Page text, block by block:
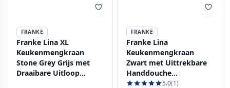
FRANKE
Franke Lina XL
Keukenmengkraan
Stone Grey Grijs met
Draaibare Uitloop
FRANKE
Franke Lina
Keukenmengkraan
Zwart met Uittrekbare
Handdouche
115.0626.053
5.0(1)